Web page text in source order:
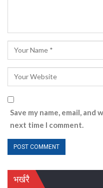
Save my name, email,
next time I comment.
भर्खरै